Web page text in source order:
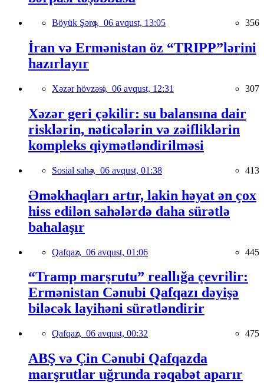
Böyük Şərq, 06 avqust, 13:05 356
İran və Ermənistan öz “TRIPP”lərini
hazırlayır
Xəzər hövzəsi, 06 avqust, 12:31 307
Xəzər geri çəkilir: su balansına dair
risklərin, nəticələrin və zəifliklərin
kompleks qiymətləndirilməsi
Sosial sahə, 06 avqust, 01:38 413
Əməkhaqları artır, lakin həyat ən çox
hiss edilən sahələrdə daha sürətlə
bahalaşır
Qafqaz, 06 avqust, 01:06 445
“Tramp marşrutu” reallığa çevrilir:
Ermənistan Cənubi Qafqazı dəyişə
biləcək layihəni sürətləndirir
Qafqaz, 06 avqust, 00:32 475
ABŞ və Çin Cənubi Qafqazda
marşrutlar uğrunda rəqabət aparır